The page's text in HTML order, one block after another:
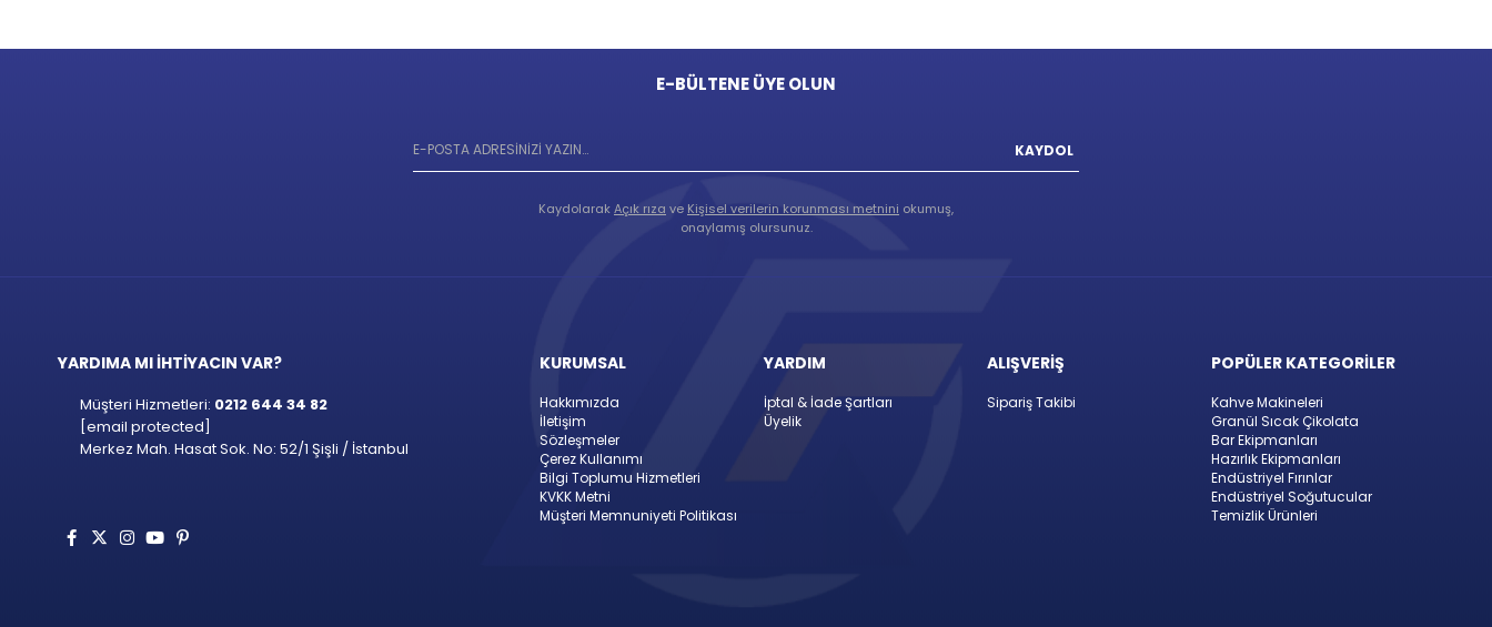
E-BÜLTENE ÜYE OLUN
KAYDOL
KaydolarakAçık rıza ve Kişisel verilerin korunması metnini okumuş,
onaylamış olursunuz.
YARDIMA MI İHTİYACIN VAR?
Müşteri Hizmetleri: 0212 644 34 82
[email protected]
Merkez Mah. Hasat Sok. No: 52/1 Şişli / İstanbul
KURUMSAL
Hakkımızda
İletişim
Sözleşmeler
Çerez Kullanımı
Bilgi Toplumu Hizmetleri
KVKK Metni
Müşteri Memnuniyeti Politikası
YARDIM
İptal & İade Şartları
Üyelik
ALIŞVERİŞ
Sipariş Takibi
POPÜLER KATEGORİLER
Kahve Makineleri
Granül Sıcak Çikolata
Bar Ekipmanları
Hazırlık Ekipmanları
Endüstriyel Fırınlar
Endüstriyel Soğutucular
Temizlik Ürünleri